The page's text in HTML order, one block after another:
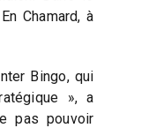
Chamard, à
Bingo, qui
», a
pas pouvoir